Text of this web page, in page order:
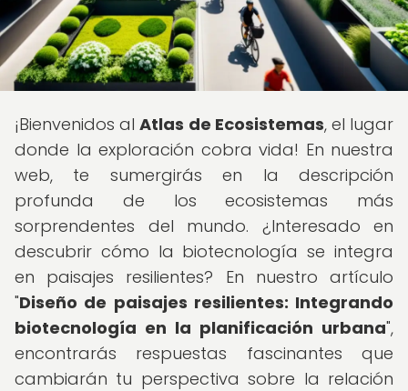
¡Bienvenidos alAtlas de Ecosistemas, el lugar
donde la exploración cobra vida! En nuestra
web, te sumergirás en la descripción
profunda de los ecosistemas más
sorprendentes del mundo. ¿Interesado en
descubrir cómo la biotecnología se integra
en paisajes resilientes? En nuestro artículo
"Diseño de paisajes resilientes: Integrando
biotecnología en la planificación urbana",
encontrarás respuestas fascinantes que
cambiarán tu perspectiva sobre la relación